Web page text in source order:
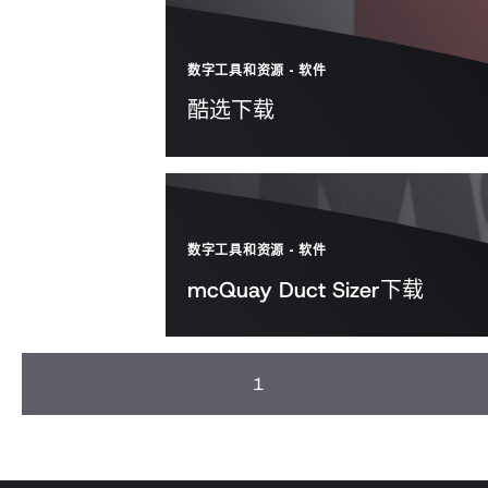
数字工具和资源 -软件
酷选下载
数字工具和资源 -软件
mcQuay Duct Sizer下载
1